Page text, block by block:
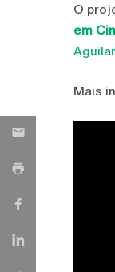
O
em
Aguilar
Mais